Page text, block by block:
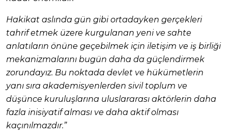
Hakikat aslında gün gibi ortadayken gerçekleri
tahrif etmek üzere kurgulanan yeni ve sahte
anlatıların önüne geçebilmek için iletişim ve iş birliği
mekanizmalarını bugün daha da güçlendirmek
zorundayız. Bu noktada devlet ve hükümetlerin
yanı sıra akademisyenlerden sivil toplum ve
düşünce kuruluşlarına uluslararası aktörlerin daha
fazla inisiyatif alması ve daha aktif olması
kaçınılmazdır.”